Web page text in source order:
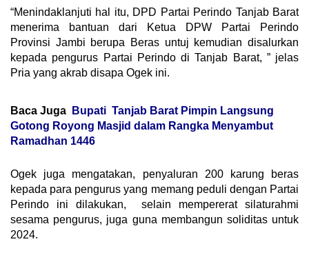
“Menindaklanjuti hal itu, DPD Partai Perindo Tanjab Barat
menerima bantuan dari Ketua DPW Partai Perindo
Provinsi Jambi berupa Beras untuj kemudian disalurkan
kepada pengurus Partai Perindo di Tanjab Barat, ” jelas
Pria yang akrab disapa Ogek ini.
Baca Juga
Bupati Tanjab Barat Pimpin Langsung
Gotong Royong Masjid dalam Rangka Menyambut
Ramadhan 1446
Ogek juga mengatakan, penyaluran 200 karung beras
kepada para pengurus yang memang peduli dengan Partai
Perindo ini dilakukan, selain mempererat silaturahmi
sesama pengurus, juga guna membangun soliditas untuk
2024.